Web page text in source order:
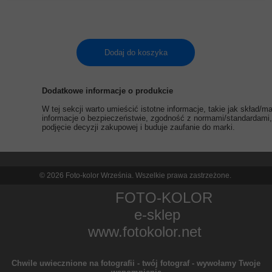
Dodaj do koszyka
Dodatkowe informacje o produkcie
W tej sekcji warto umieścić istotne informacje, takie jak skład/
informacje o bezpieczeństwie, zgodność z normami/
podjęcie decyzji zakupowej i buduje zaufanie do marki.
FOTO-KOLOR
e-sklep
www.fotokolor.net
Chwile uwiecznione na fotografii - twój fotograf - wywołamy Twoje
© 2026 Foto-kolor Września. Wszelkie prawa zastrzeżone.